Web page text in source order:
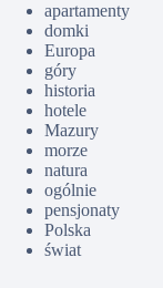
apartamenty
domki
Europa
góry
historia
hotele
Mazury
morze
natura
ogólnie
pensjonaty
Polska
świat